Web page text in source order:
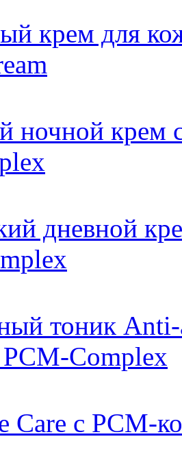
крем для
ночной крем
дневной
тоник Anti-
Complex
Care с PCM-